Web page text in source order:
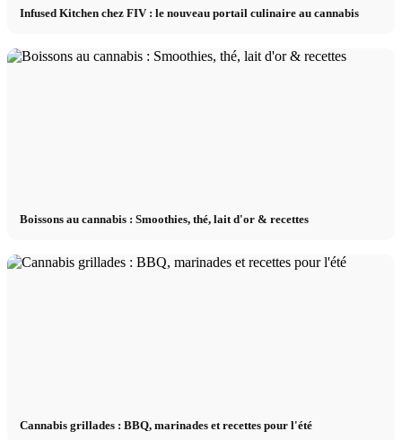
Infused Kitchen chez FIV : le nouveau portail culinaire au cannabis
Boissons au cannabis : Smoothies, thé, lait d'or & recettes
Cannabis grillades : BBQ, marinades et recettes pour l'été